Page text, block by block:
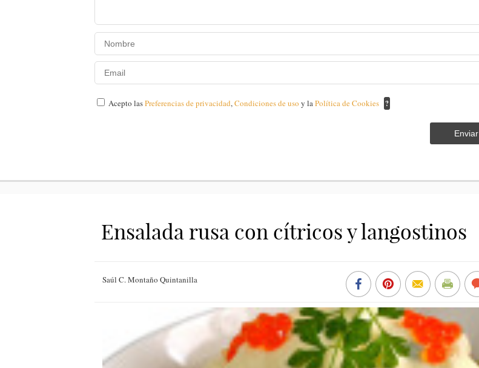
Acepto lasPreferencias de privacidad,Condiciones de uso y laPolítica de Cookies ?
Enviar
Ensalada rusa con cítricos y langostinos
Saúl C. Montaño Quintanilla